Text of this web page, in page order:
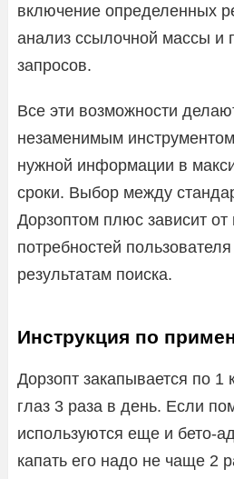
включение определенных
анализ ссылочной массы и
запросов.
Все эти возможности
незаменимым
нужной информации в
сроки. Выбор между
Дорзоптом плюс зависит
потребностей
результатам поиска.
Инструкция по
Дорзопт закапывается по
глаз 3 раза в день. Если
используются еще и бето-
капать его надо не чаще 2